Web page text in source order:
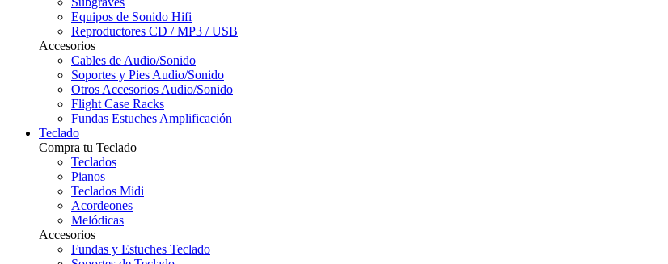
Equipos de Sonido Hifi
Reproductores CD / MP3 / USB
Accesorios
Cables de Audio/Sonido
Soportes y Pies Audio/Sonido
Otros Accesorios Audio/Sonido
Flight Case Racks
Fundas Estuches Amplificación
Teclado
Compra tu Teclado
Teclados
Pianos
Teclados Midi
Acordeones
Melódicas
Accesorios
Fundas y Estuches Teclado